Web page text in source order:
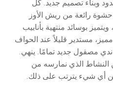
وبناء تصميم جديد. كل
رائعة من ريش الأوز
بوسائد منتهية بأنابيب
مستدير قليلاً عند الحواف
مصقول جديد تمامًا. ينهي.
من النشاط الذي نمارسه من
عن أي شيء يترتب على ذلك.